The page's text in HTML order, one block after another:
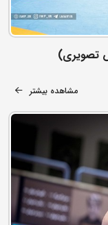
تصویری)
مشاهده بیشتر